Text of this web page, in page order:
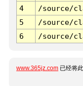
4
/source/
5
/source/
6
/source/
www.365jz.com 已经将